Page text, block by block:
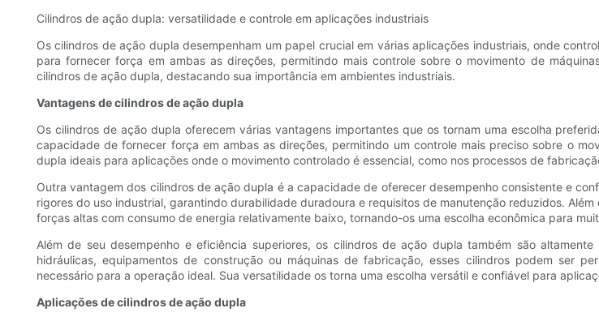
Cilindros de ação dupla: versatilidade e controle em aplicações industriais
Os cilindros de ação dupla desempenham um papel crucial em várias aplicações industriais, onde
para fornecer força em ambas as direções, permitindo mais controle sobre o movimento de
cilindros de ação dupla, destacando sua importância em ambientes industriais.
Vantagens de cilindros de ação dupla
Os cilindros de ação dupla oferecem várias vantagens importantes que os tornam uma escolha
capacidade de fornecer força em ambas as direções, permitindo um controle mais preciso sobre o
dupla ideais para aplicações onde o movimento controlado é essencial, como nos processos de
Outra vantagem dos cilindros de ação dupla é a capacidade de oferecer desempenho consistente e
rigores do uso industrial, garantindo durabilidade duradoura e requisitos de manutenção reduzidos.
forças altas com consumo de energia relativamente baixo, tornando-os uma escolha econômica para
Além de seu desempenho e eficiência superiores, os cilindros de ação dupla também são
hidráulicas, equipamentos de construção ou máquinas de fabricação, esses cilindros podem ser
necessário para a operação ideal. Sua versatilidade os torna uma escolha versátil e confiável para
Aplicações de cilindros de ação dupla